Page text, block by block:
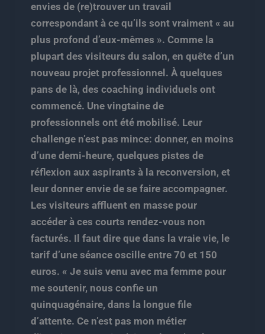
envies de (re)trouver un travail
correspondant à ce qu’ils sont vraiment « au
plus profond d’eux-mêmes ». Comme la
plupart des visiteurs du salon, en quête d’un
nouveau projet professionnel. À quelques
pans de là, des coaching individuels ont
commencé. Une vingtaine de
professionnels ont été mobilisé. Leur
challenge n’est pas mince: donner, en moins
d’une demi-heure, quelques pistes de
réflexion aux aspirants à la reconversion, et
leur donner envie de se faire accompagner.
Les visiteurs affluent en masse pour
accéder à ces courts rendez-vous non
facturés. Il faut dire que dans la vraie vie, le
tarif d’une séance oscille entre 70 et 150
euros. « Je suis venu avec ma femme pour
me soutenir, nous confie un
quinquagénaire, dans la longue file
d’attente. Ce n’est pas mon métier